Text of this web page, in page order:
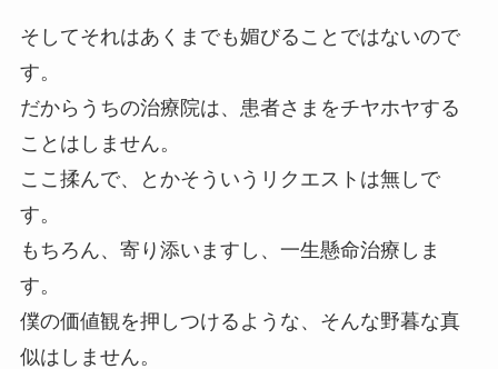
そしてそれはあくまでも媚びることではないので
す。
だからうちの治療院は、患者さまをチヤホヤする
ことはしません。
ここ揉んで、とかそういうリクエストは無しで
す。
もちろん、寄り添いますし、一生懸命治療しま
す。
僕の価値観を押しつけるような、そんな野暮な真
似はしません。